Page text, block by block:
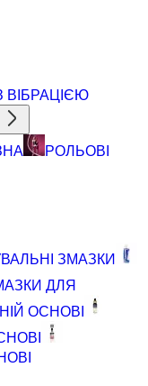
ВІБРАЦІЄЮ
РОЛЬОВІ
ЗМАЗКИ
ДЛЯ
ОСНОВІ